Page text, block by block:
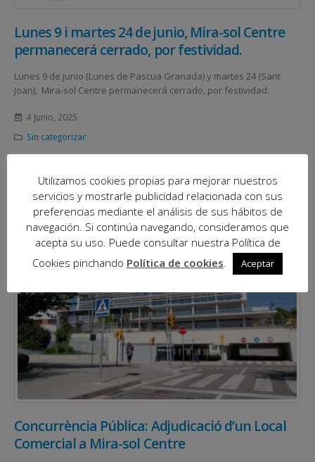
Lunes 9 i martes 24 de junio, Mira-sol Centre
permanecerá cerrado, por festividad.
Lunes 9 de junio (Lunes de Pascua Granada) y martes 24 (Sant
Joan), Mira-sol Centre permanecerá cerrado, por festividad.
4 Junio, 2025
Sin categorizar
Concurrència Pública: Adjudicació d’un Local
Comercial a Mira-sol Centre
Utilizamos cookies propias para mejorar nuestros
servicios y mostrarle publicidad relacionada con sus
preferencias mediante el análisis de sus hábitos de
navegación. Si continúa navegando, consideramos que
acepta su uso. Puede consultar nuestra Política de
Cookies pinchando Política de cookies Aceptar